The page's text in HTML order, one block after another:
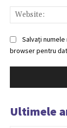
Salvați
browser pentru
Ultimele